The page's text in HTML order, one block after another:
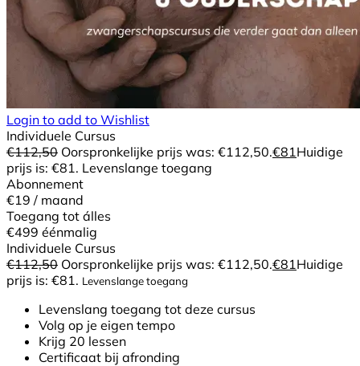
Login to add to Wishlist
Individuele Cursus
€112,50 Oorspronkelijke prijs was: €112,50.€81Huidige
prijs is: €81. Levenslange toegang
Abonnement
€19 / maand
Toegang tot álles
€499 éénmalig
Individuele Cursus
€112,50 Oorspronkelijke prijs was: €112,50.€81Huidige
prijs is: €81. Levenslange toegang
Levenslang toegang tot deze cursus
Volg op je eigen tempo
Krijg 20 lessen
Certificaat bij afronding